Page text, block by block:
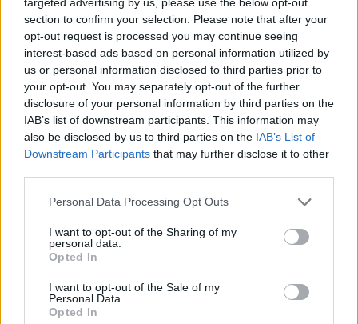
section to confirm your selection. Please note that after your
opt-out request is processed you may continue seeing
interest-based ads based on personal information utilized by
us or personal information disclosed to third parties prior to
your opt-out. You may separately opt-out of the further
disclosure of your personal information by third parties on the
IAB’s list of downstream participants. This information may
also be disclosed by us to third parties on the IAB’s List of
Downstream Participants that may further disclose it to other
Personal Data Processing Opt Outs
I want to opt-out of the Sharing of my
personal data.
Opted In
I want to opt-out of the Sale of my
Personal Data.
Opted In
«Voglio sbloccarmi, ora mi sono integrato
coi compagni e la categoria»
18 Gen 2017